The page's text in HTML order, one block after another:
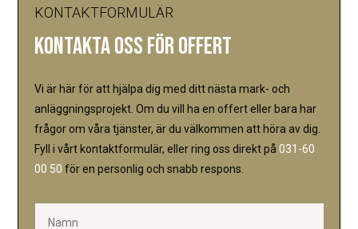
KONTAKTFORMULÄR
KONTAKTA OSS FÖR OFFERT
Vi är här för att hjälpa dig med ditt nästa mark- och
anläggningsprojekt. Om du vill ha en offert eller bara har
frågor om våra tjänster, är du välkommen att höra av dig.
Fyll i vårt kontaktformulär, eller ring oss direkt på031-60
00 50 för en personlig och snabb respons.